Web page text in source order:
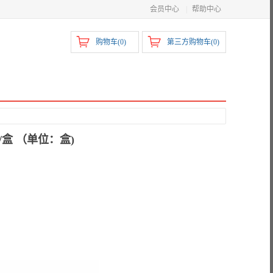
会员中心 帮助中心
第三方购物车(0)
购物车(0)
（单位：盒)